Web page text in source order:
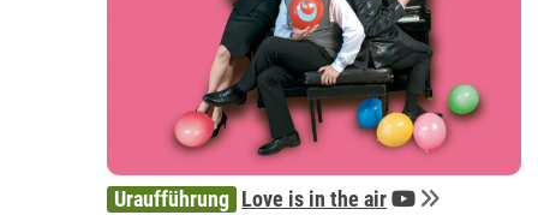
Uraufführung Love is in the air